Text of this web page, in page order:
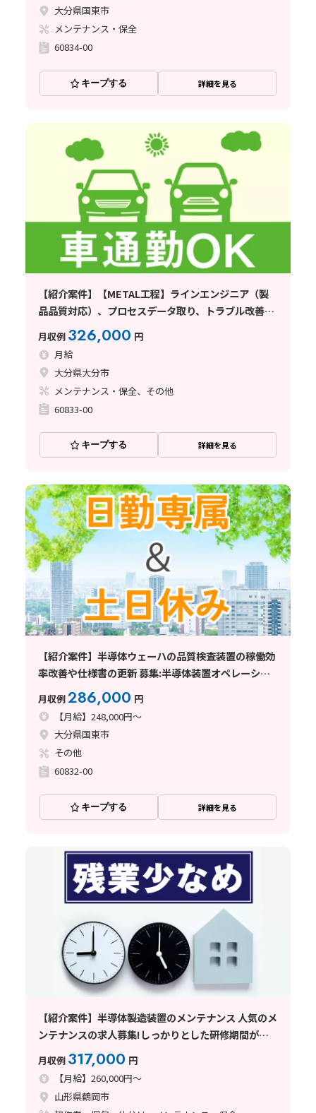
大分県国東市
メンテナンス・保全
60834-00
キープする 詳細を見る
【紹介案件】【METAL工程】ラインエンジニア（製
品品質対応）、プロセスデータ取り、トラブル改善業
年間休日185日♪
月収例 326,000 円
月給
大分県大分市
メンテナンス・保全、その他
60833-00
キープする 詳細を見る
【紹介案件】半導体ウェーハの品質検査装置の稼働効
率改善や仕様書の更新 募集:半導体装置オペレーショ
ン/改善サポート（正社員）
月収例286,000 円
【月給】248,000円～
大分県国東市
その他
60832-00
キープする 詳細を見る
【紹介案件】半導体製造装置のメンテナンス 人気のメ
ンテナンスの求人募集!しっかりとした研修期間があ
り安心◎
月収例 317,000 円
【月給】260,000円～
山形県鶴岡市